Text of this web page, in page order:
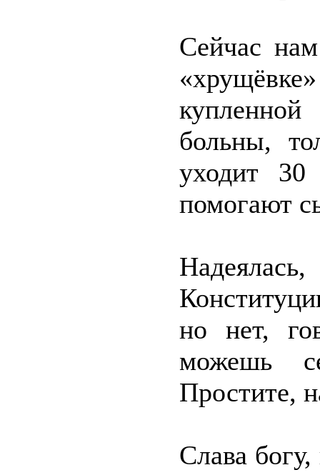
Сейчас
больны,
уходит
помогают
но нет,
можешь
Простите,
Слава